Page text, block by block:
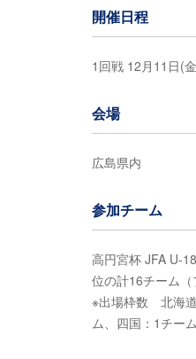
開催日程
1回戦 12月11日(
会場
広島県内
参加チーム
高円宮杯 JFA U-
位の計16チーム（
※出場枠数 北海道
ム、四国：1チー